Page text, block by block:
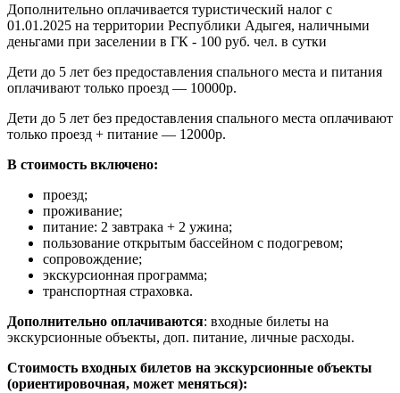
Дополнительно оплачивается туристический налог с
01.01.2025 на территории Республики Адыгея, наличными
деньгами при заселении в ГК - 100 руб. чел. в сутки
Дети до 5 лет без предоставления спального места и питания
оплачивают только проезд — 10000р.
Дети до 5 лет без предоставления спального места оплачивают
только проезд + питание — 12000р.
В стоимость включено:
проезд;
проживание;
питание: 2 завтрака + 2 ужина;
пользование открытым бассейном с подогревом;
сопровождение;
экскурсионная программа;
транспортная страховка.
Дополнительно оплачиваются: входные билеты на
экскурсионные объекты, доп. питание, личные расходы.
Стоимость входных билетов на экскурсионные объекты
(ориентировочная, может меняться):